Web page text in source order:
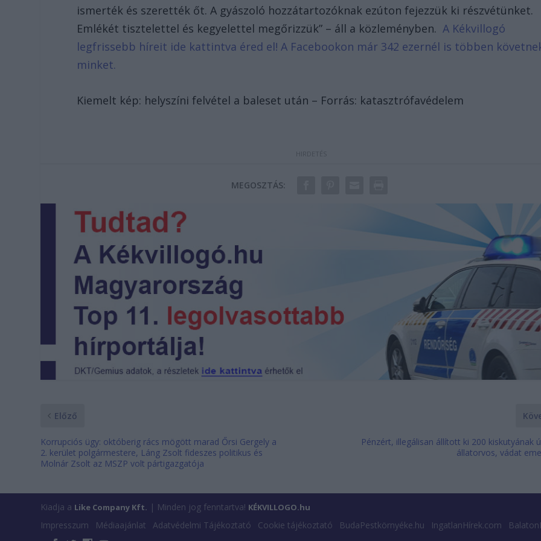
ismerték és szerették őt. A gyászoló hozzátartozóknak ezúton fejezzük ki részvétünket.
Emlékét tisztelettel és kegyelettel megőrizzük” – áll a közleményben.A Kékvillogó
legfrissebb híreit ide kattintva éred el! A Facebookon már 342 ezernél is többen
minket.
Kiemelt kép: helyszíni felvétel a baleset után – Forrás: katasztrófavédelem
MEGOSZTÁS:
Előző
Korrupciós ügy: októberig rács mögött marad Őrsi Gergely a
2. kerület polgármestere, Láng Zsolt fideszes politikus és
Molnár Zsolt az MSZP volt pártigazgatója
Pénzért, illegálisan állított ki 200 kiskutyának
állatorvos, vádat
Kiadja a Like Company Kft. | Minden jog fenntartva! KÉKVILLOGO.hu
Impresszum Médiaajánlat Adatvédelmi Tájékoztató Cookie tájékoztató BudaPestkörnyéke.hu IngatlanHírek.com